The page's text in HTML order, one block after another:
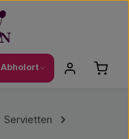
Abholort
Servietten